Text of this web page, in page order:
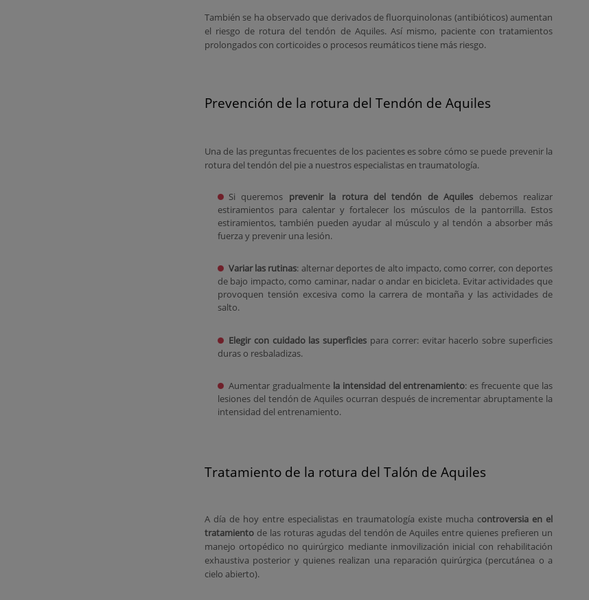
También se ha observado que derivados de fluorquinolonas (antibióticos) aumentan
el riesgo de rotura del tendón de Aquiles. Así mismo, paciente con tratamientos
prolongados con corticoides o procesos reumáticos tiene más riesgo.
Prevención de la rotura del Tendón de Aquiles
Una de las preguntas frecuentes de los pacientes es sobre cómo se puede prevenir la
rotura del tendón del pie a nuestros especialistas en traumatología.
Si queremos prevenir la rotura del tendón de Aquiles debemos realizar
estiramientos para calentar y fortalecer los músculos de la pantorrilla. Estos
estiramientos, también pueden ayudar al músculo y al tendón a absorber más
fuerza y prevenir una lesión.
Variar las rutinas: alternar deportes de alto impacto, como correr, con deportes
de bajo impacto, como caminar, nadar o andar en bicicleta. Evitar actividades que
provoquen tensión excesiva como la carrera de montaña y las actividades de
salto.
Elegir con cuidado las superficies para correr: evitar hacerlo sobre superficies
duras o resbaladizas.
Aumentar gradualmente la intensidad del entrenamiento: es frecuente que las
lesiones del tendón de Aquiles ocurran después de incrementar abruptamente la
intensidad del entrenamiento.
Tratamiento de la rotura del Talón de Aquiles
A día de hoy entre especialistas en traumatología existe mucha controversia en el
tratamiento de las roturas agudas del tendón de Aquiles entre quienes prefieren un
manejo ortopédico no quirúrgico mediante inmovilización inicial con rehabilitación
exhaustiva posterior y quienes realizan una reparación quirúrgica (percutánea o a
cielo abierto).